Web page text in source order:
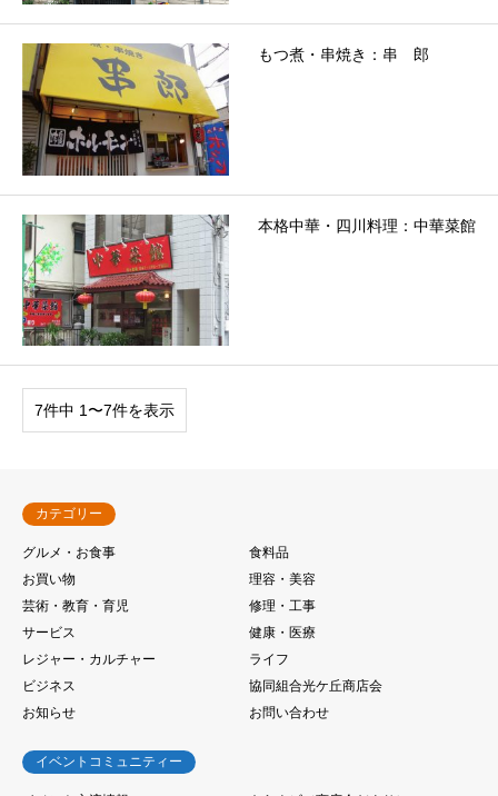
もつ煮・串焼き：串 郎
本格中華・四川料理：中華菜館
7件中 1〜7件を表示
カテゴリー
グルメ・お食事
食料品
お買い物
理容・美容
芸術・教育・育児
修理・工事
サービス
健康・医療
レジャー・カルチャー
ライフ
ビジネス
協同組合光ケ丘商店会
お知らせ
お問い合わせ
イベントコミュニティー